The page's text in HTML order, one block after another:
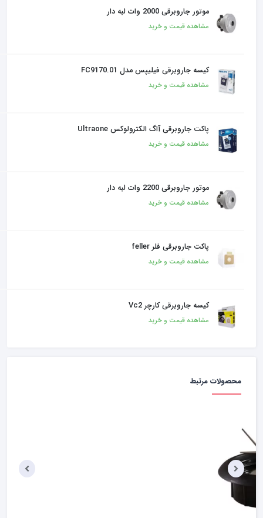
موتور جاروبرقی 2000 وات لبه دار
مشاهده قیمت و خرید
کیسه جاروبرقی فیلیپس مدل FC9170.01
مشاهده قیمت و خرید
پاکت جاروبرقی آاگ الکترولوکس Ultraone
مشاهده قیمت و خرید
موتور جاروبرقی 2200 وات لبه دار
مشاهده قیمت و خرید
پاکت جاروبرقی فلر feller
مشاهده قیمت و خرید
کیسه جاروبرقی کارچر Vc2
مشاهده قیمت و خرید
محصولات مرتبط